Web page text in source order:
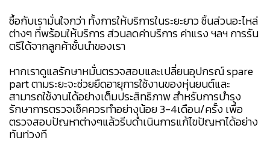
ซื้อกับเรามั่นใจกว่า ทั้งการให้บริการในระยะยาว ชิ้นส่วนอะไหล่
ต่างๆ ที่พร้อมให้บริการ ส่วนลดค่าบริการ ค่าแรง ฯลฯ การรัน
ตรีได้จากลูกค้าชั้นนำของเรา
หากเราดูแลรักษาหมั่นตรวจสอบและเปลี่ยนอุปกรณ์ spare
part ตามระยะจะช่วยยืดอายุการใช้งานของหุ่นยนต์และ
สามารถใช้งานได้อย่างเต็มประสิทธิภาพ สำหรับการบำรุง
รักษาการตรวจเช็คควรทำอย่างุน้อย 3-4เดือน/ครั้ง เพื่อ
ตรวจสอบปัญหาต่างๆแล้วรีบดำเนินการแก้ไขปัญหาได้อย่าง
ทันท่วงที